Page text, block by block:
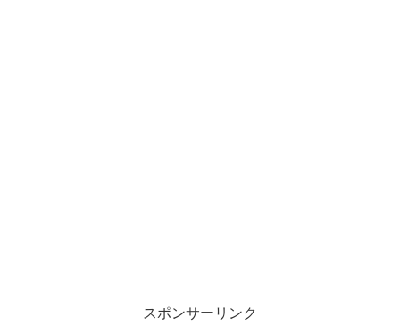
スポンサーリンク